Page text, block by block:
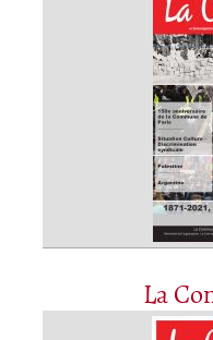
La